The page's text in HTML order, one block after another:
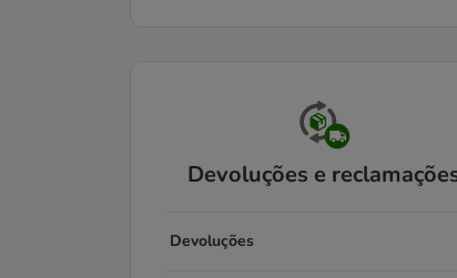
Devoluções e
Devoluções